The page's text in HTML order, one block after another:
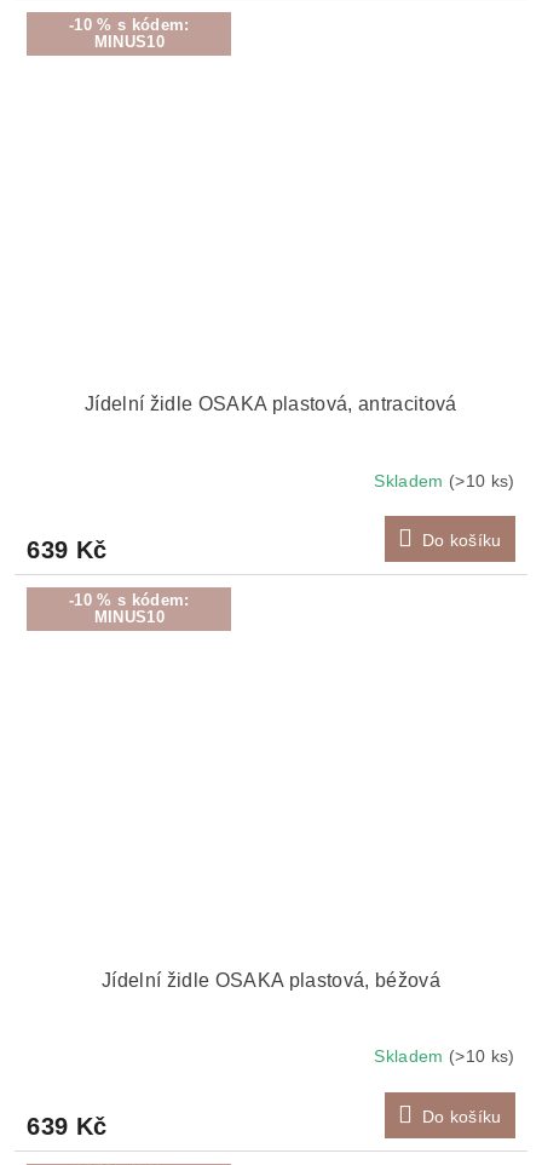
-10 % s kódem:
MINUS10
Jídelní židle OSAKA plastová, antracitová
Skladem (>10 ks)
639 Kč Do košíku
-10 % s kódem:
MINUS10
Jídelní židle OSAKA plastová, béžová
Skladem (>10 ks)
639 Kč Do košíku